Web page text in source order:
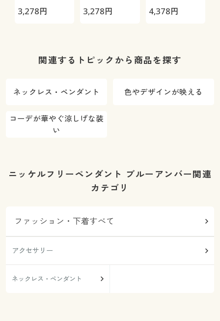
ブルーアンバ
3,278円
ー
3,278円
ンダント
4,378円
関連するトピックから商品を探す
ネックレス・ペンダント 色やデザインが映える
コーデが華やぐ涼しげな装
い
ニッケルフリーペンダント ブルーアンバー関連
カテゴリ
ファッション・下着すべて
アクセサリー
ネックレス・ペンダント